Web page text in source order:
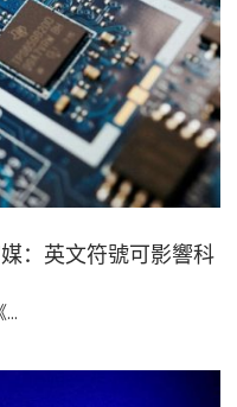
：英文符號可影響科